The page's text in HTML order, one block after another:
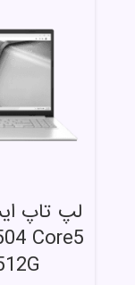
Core5